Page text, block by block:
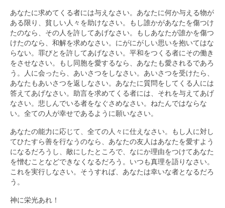
あなたに求めてくる者には与えなさい。あなたに何か与える物が
ある限り、貧しい人々を助けなさい。もし誰かがあなたを傷つけ
たのなら、その人を許してあげなさい。もしあなたが誰かを傷つ
けたのなら、和解を求めなさい。にがにがしい思いを抱いてはな
らない。罪びとを許してあげなさい。平和をつくる者にその働き
をさせなさい。もし同胞を愛するなら、あなたも愛されるであろ
う。人に会ったら、あいさつをしなさい。あいさつを受けたら、
あなたもあいさつを返しなさい。あなたに質問をしてくる人には
答えてあげなさい。助言を求めてくる者には、それを与えてあげ
なさい。悲しんでいる者をなぐさめなさい。ねたんではならな
い。全ての人が幸せであるように願いなさい。
あなたの能力に応じて、全ての人々に仕えなさい。もし人に対し
てひたすら善を行なうのなら、あなたの友人はあなたを愛すよう
になるだろうし、敵にしたところで、なにか理由をつけてあなた
を憎むことなどできなくなるだろう。いつも真理を語りなさい。
これを実行しなさい。そうすれば、あなたは幸いな者となるだろ
う。
神に栄光あれ！